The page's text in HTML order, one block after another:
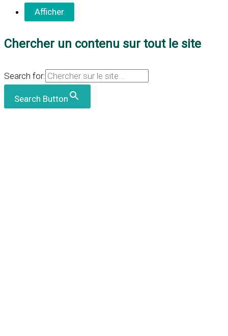
Chercher un contenu sur tout le site
Search for:
Search Button